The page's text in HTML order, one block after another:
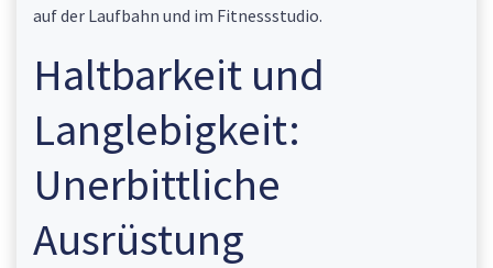
auf der Laufbahn und im Fitnessstudio.
Haltbarkeit und
Langlebigkeit:
Unerbittliche
Ausrüstung